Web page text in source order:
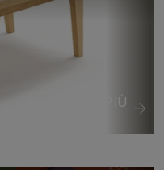
VEDI DI PIÙ